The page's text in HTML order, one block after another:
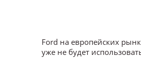
Ford на европейских
уже не будет